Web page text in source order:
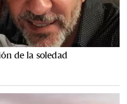
de la soledad